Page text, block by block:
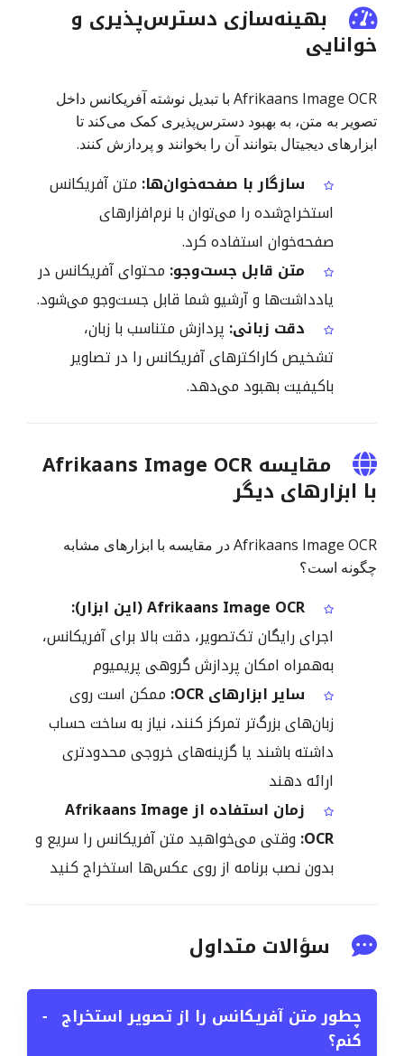
بهینه‌سازی دسترس‌پذیری و
خوانایی
Afrikaans Image OCR با تبدیل نوشته آفریکانس داخل
تصویر به متن، به بهبود دسترس‌پذیری کمک می‌کند تا
ابزارهای دیجیتال بتوانند آن را بخوانند و پردازش کنند.
سازگار با صفحه‌خوان‌ها: متن آفریکانس
استخراج‌شده را می‌توان با نرم‌افزارهای
صفحه‌خوان استفاده کرد.
متن قابل جست‌وجو: محتوای آفریکانس در
یادداشت‌ها و آرشیو شما قابل جست‌وجو می‌شود.
دقت زبانی: پردازش متناسب با زبان،
تشخیص کاراکترهای آفریکانس را در تصاویر
باکیفیت بهبود می‌دهد.
مقایسه Afrikaans Image OCR
با ابزارهای دیگر
Afrikaans Image OCR در مقایسه با ابزارهای مشابه
چگونه است؟
Afrikaans Image OCR (این ابزار):
اجرای رایگان تک‌تصویر، دقت بالا برای آفریکانس،
به‌همراه امکان پردازش گروهی پریمیوم
سایر ابزارهای OCR:
ممکن است روی
زبان‌های بزرگ‌تر تمرکز کنند، نیاز به ساخت حساب
داشته باشند یا گزینه‌های خروجی محدودتری
ارائه دهند
زمان استفاده از Afrikaans Image
OCR: وقتی می‌خواهید متن آفریکانس را سریع و
بدون نصب برنامه از روی عکس‌ها استخراج کنید
سؤالات متداول
چطور متن آفریکانس را از تصویر استخراج
کنم؟
−